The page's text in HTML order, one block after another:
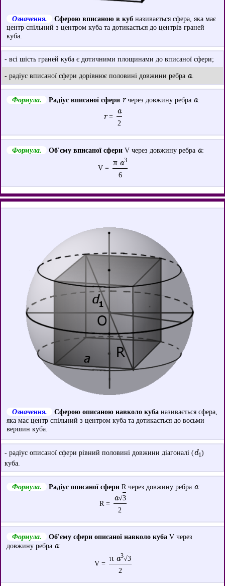
Означення. Сферою вписаною в куб називається сфера, яка має
центр спільний з центром куба та дотикається до центрів граней
куба.
- всі шість граней куба є дотичними площинами до вписаної сфери;
- радіус вписаної сфери дорівнює половині довжини ребра a.
Формула. Радіус вписаної сфери rчерез довжину ребра a:
r=
a
2
Формула. Об'єму вписаної сфери V через довжину ребра a:
V =
π a3
6
Означення. Сферою описаною навколо куба називається сфера,
яка має центр спільний з центром куба та дотикається до восьми
вершин куба.
- радіус описаної сфери рівний половині довжини діагоналі (d1)
куба.
Формула. Радіус описаної сфери R через довжину ребра a:
R =
a√3
2
Формула. Об'єму сфери описаної навколо куба V через
довжину ребра a:
V =
π a3√3
2